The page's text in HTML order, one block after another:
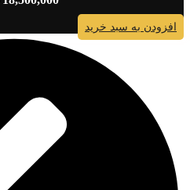
افزودن به سبد خرید